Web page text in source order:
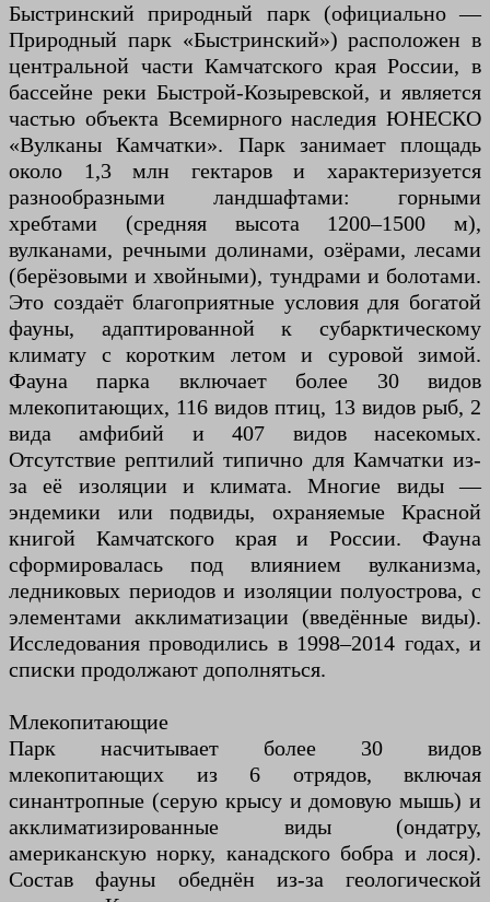
Быстринский природный парк (официально —
Природный парк «Быстринский») расположен в
центральной части Камчатского края России, в
бассейне реки Быстрой-Козыревской, и является
частью объекта Всемирного наследия ЮНЕСКО
«Вулканы Камчатки». Парк занимает площадь
около 1,3 млн гектаров и характеризуется
разнообразными ландшафтами: горными
хребтами (средняя высота 1200–1500 м),
вулканами, речными долинами, озёрами, лесами
(берёзовыми и хвойными), тундрами и болотами.
Это создаёт благоприятные условия для богатой
фауны, адаптированной к субарктическому
климату с коротким летом и суровой зимой.
Фауна парка включает более 30 видов
млекопитающих, 116 видов птиц, 13 видов рыб, 2
вида амфибий и 407 видов насекомых.
Отсутствие рептилий типично для Камчатки из-
за её изоляции и климата. Многие виды —
эндемики или подвиды, охраняемые Красной
книгой Камчатского края и России. Фауна
сформировалась под влиянием вулканизма,
ледниковых периодов и изоляции полуострова, с
элементами акклиматизации (введённые виды).
Исследования проводились в 1998–2014 годах, и
списки продолжают дополняться.
Млекопитающие
Парк насчитывает более 30 видов
млекопитающих из 6 отрядов, включая
синантропные (серую крысу и домовую мышь) и
акклиматизированные виды (ондатру,
американскую норку, канадского бобра и лося).
Состав фауны обеднён из-за геологической